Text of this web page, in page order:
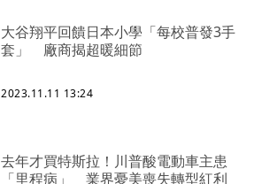
大谷翔平回饋日本小學「每校普發3手
套」 廠商揭超暖細節
2023.11.11 13:24
去年才買特斯拉！川普酸電動車主患
「里程病」 業界憂美喪失轉型紅利